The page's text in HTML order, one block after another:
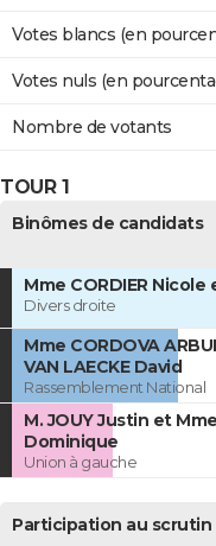
Votes blancs (en
Votes nuls (en
Nombre de votants
TOUR 1
Binômes de candidats
Mme CORDIER Nicole
Divers droite
Mme CORDOVA
VAN LAECKE David
Rassemblement National
M. JOUY Justin et
Dominique
Union à gauche
Participation au scrutin